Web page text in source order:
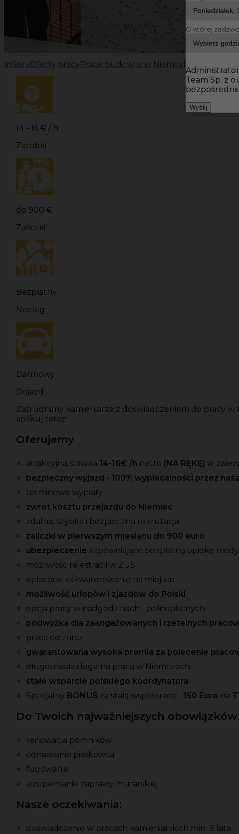
InServOferty pracy Prace budowlane Niemcy Prace
14 - 16 € / h
Zarobki
do 900 €
Zaliczki
Bezpłatny
Nocleg
Darmowy
Dojazd
Zatrudnimy kamieniarza z doświadczeniem do pracy
aplikuj teraz!
Oferujemy
atrakcyjna stawka 14-16€ /h netto (NA RĘKĘ) w
bezpieczny wyjazd - 100% wypłacalności przez
terminowe wypłaty
zwrot kosztu przejazdu do Niemiec
zdalna, szybka i bezpieczna rekrutacja
zaliczki w pierwszym miesiącu do 900 euro
ubezpieczenie zapewniające bezpłatną opiekę
możliwość rejestracji w ZUS
opłacone zakwaterowanie na miejscu
możliwość urlopów i zjazdów do Polski
opcja pracy w nadgodzinach - pełnopłatnych
podwyżka dla zaangażowanych i rzetelnych
praca od zaraz
gwarantowana wysoka premia za polecenie
długotrwała i legalna praca w Niemczech
stałe wsparcie polskiego koordynatora
Specjalny BONUS za stałą współpracę - 150 Euro na
Do Twoich najważniejszych
renowacja pomników
odnawianie piaskowca
fugowanie
uzupełnianie zaprawy murarskiej
Nasze oczekiwania:
doświadczenie w pracach kamieniarskich min. 3 lata
O której
Team Sp. z
Wyślij